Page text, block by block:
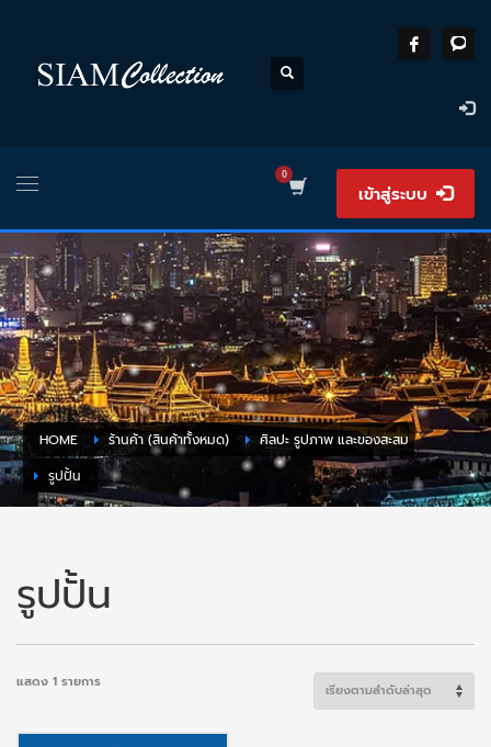
เข้าสู่ระบบ
HOME ร้านค้า (สินค้าทั้งหมด)
ศิลปะ รูปภาพ และของสะสม
รูปปั้น
รูปปั้น
แสดง 1 รายการ